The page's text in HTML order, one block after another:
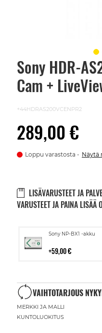
Sony HDR-
Cam +
+44HDRAS200VCENPR2
289,00 €
Loppu varastosta Näytä
LISÄVARUSTEET JA
VARUSTEET JA PAINA LISÄÄ
Sony NP-BX1 -akku
59,00 €
Lisää
VAIHTOTARJOUS
MERKKI JA MALLI
KUNTOLUOKITUS
Skip
beginning
images